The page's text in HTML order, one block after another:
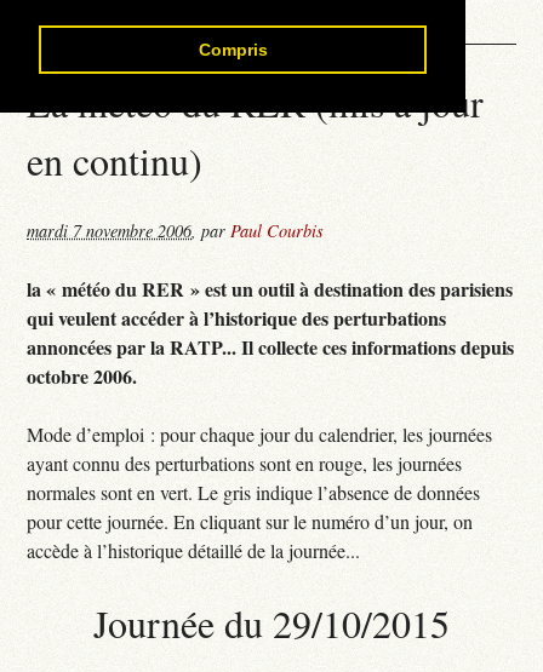
Compris
Contact
La météo du RER (mis à jour
en continu)
mardi 7 novembre 2006,parPaul Courbis
la « météo du RER » est un outil à destination des parisiens
qui veulent accéder à l’historique des perturbations
annoncées par la RATP... Il collecte ces informations depuis
octobre 2006.
Mode d’emploi : pour chaque jour du calendrier, les journées
ayant connu des perturbations sont en rouge, les journées
normales sont en vert. Le gris indique l’absence de données
pour cette journée. En cliquant sur le numéro d’un jour, on
accède à l’historique détaillé de la journée...
Journée du 29/10/2015